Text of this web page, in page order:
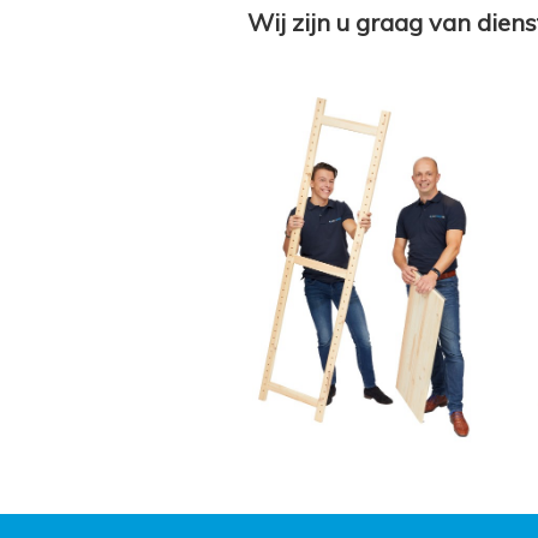
Wij zijn u graag van